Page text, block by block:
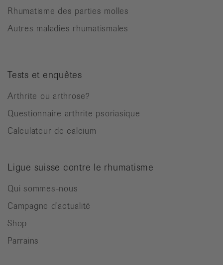
Rhumatisme des parties molles
Autres maladies rhumatismales
Tests et enquêtes
Arthrite ou arthrose?
Questionnaire arthrite psoriasique
Calculateur de calcium
Ligue suisse contre le rhumatisme
Qui sommes-nous
Campagne d'actualité
Shop
Parrains